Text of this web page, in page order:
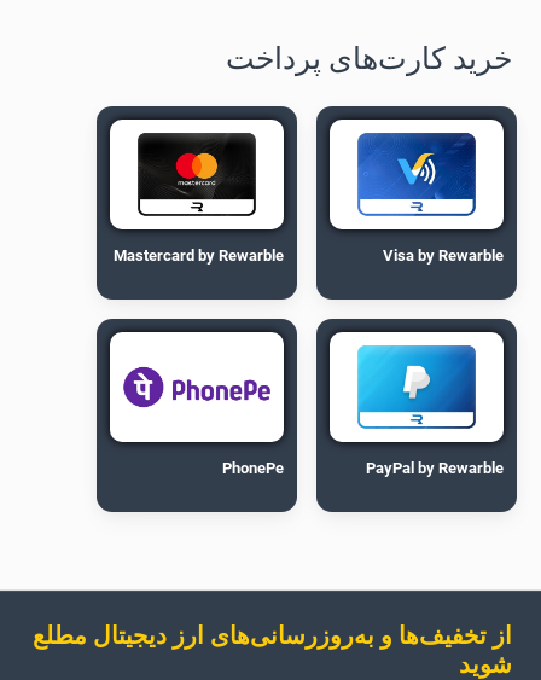
خرید کارت‌های پرداخت
Visa by Rewarble
Mastercard by Rewarble
PayPal by Rewarble
PhonePe
از تخفیف‌ها و به‌روزرسانی‌های ارز دیجیتال مطلع
شوید